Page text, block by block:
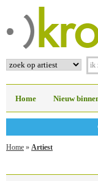
Home Nieuw
Home » Artiest